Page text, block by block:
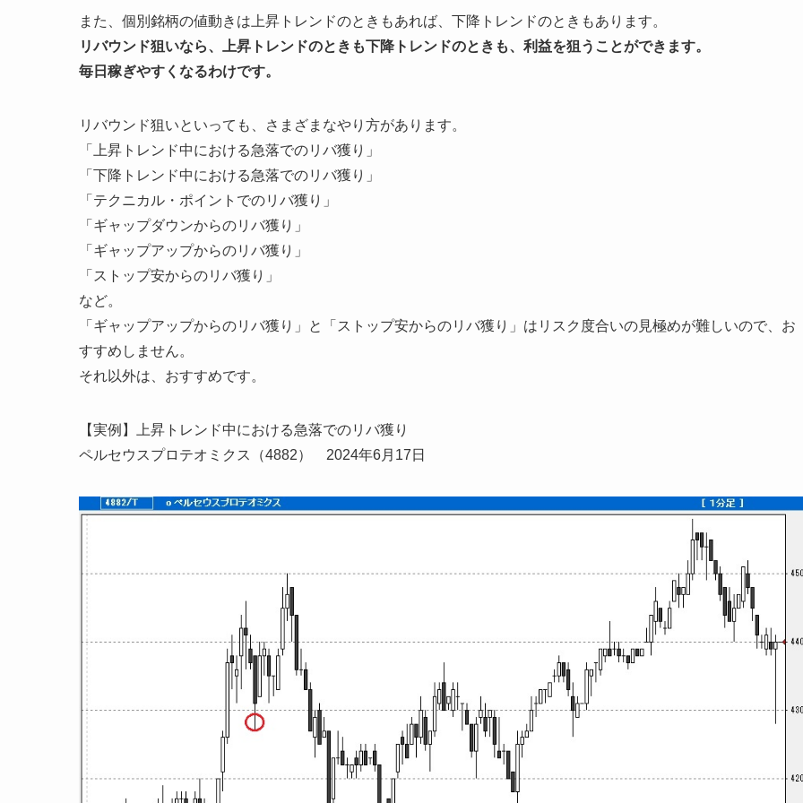
また、個別銘柄の値動きは上昇トレンドのときもあれば、下降トレンドのときもあります。
リバウンド狙いなら、上昇トレンドのときも下降トレンドのときも、利益を狙うことができます。
毎日稼ぎやすくなるわけです。
リバウンド狙いといっても、さまざまなやり方があります。
「上昇トレンド中における急落でのリバ獲り」
「下降トレンド中における急落でのリバ獲り」
「テクニカル・ポイントでのリバ獲り」
「ギャップダウンからのリバ獲り」
「ギャップアップからのリバ獲り」
「ストップ安からのリバ獲り」
など。
「ギャップアップからのリバ獲り」と「ストップ安からのリバ獲り」はリスク度合いの見極めが難しいので、お
すすめしません。
それ以外は、おすすめです。
【実例】上昇トレンド中における急落でのリバ獲り
ペルセウスプロテオミクス（4882） 2024年6月17日